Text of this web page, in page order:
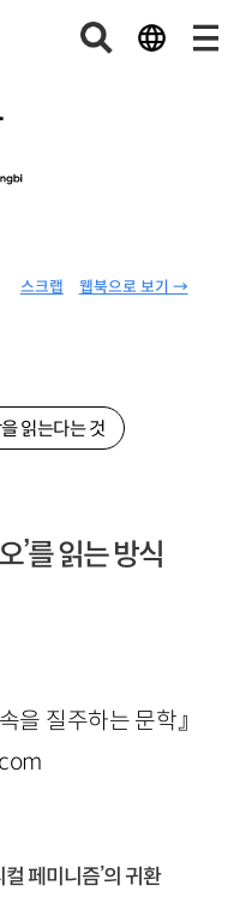
웹북으로 보기 →
스크랩
읽는다는 것
’를 읽는 방식
을 질주하는 문학』
페미니즘’의 귀환